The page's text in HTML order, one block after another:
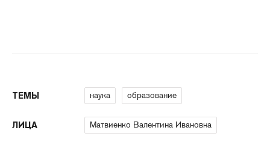
ТЕМЫ наука образование
ЛИЦА Матвиенко Валентина Ивановна